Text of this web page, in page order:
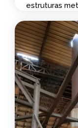
estruturas